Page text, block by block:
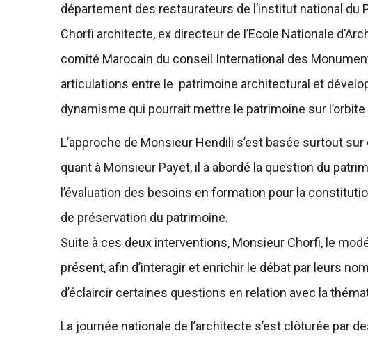
département des restaurateurs de l’institut national du
Chorfi architecte, ex directeur de l’Ecole Nationale
comité Marocain du conseil International des
articulations entre le patrimoine architectural et
dynamisme qui pourrait mettre le patrimoine sur
L’approche de Monsieur Hendili s’est basée surtout
quant à Monsieur Payet, il a abordé la question du
l’évaluation des besoins en formation pour la
de préservation du patrimoine.
Suite à ces deux interventions, Monsieur Chorfi, le
présent, afin d’interagir et enrichir le débat par leurs
d’éclaircir certaines questions en relation avec la
La journée nationale de l’architecte s’est clôturée par